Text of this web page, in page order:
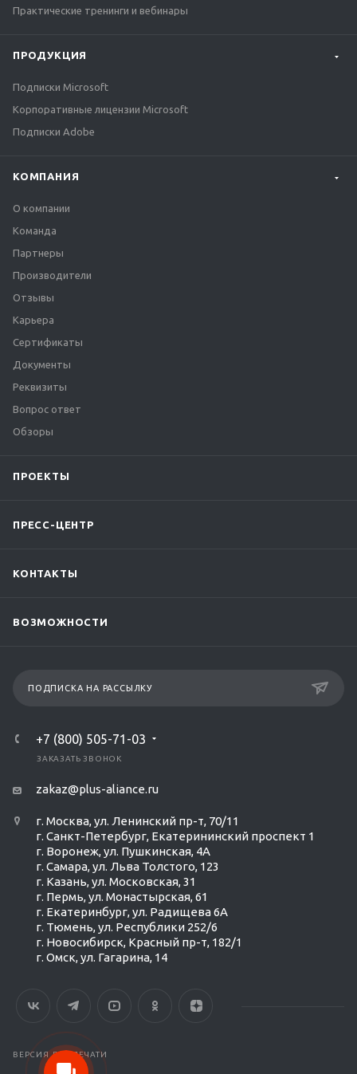
Ольга Кравченко
вас появятся вопросы.
Практические тренинги и вебинары
ПРОДУКЦИЯ
Подписки Microsoft
Корпоративные лицензии Microsoft
Подписки Adobe
КОМПАНИЯ
О компании
Команда
Партнеры
Производители
Отзывы
Карьера
Сертификаты
Документы
Реквизиты
Вопрос ответ
Обзоры
ПРОЕКТЫ
ПРЕСС-ЦЕНТР
КОНТАКТЫ
ВОЗМОЖНОСТИ
ПОДПИСКА НА РАССЫЛКУ
+7 (800) 505-71-03
ЗАКАЗАТЬ ЗВОНОК
zakaz@plus-aliance.ru
г. Москва, ул. Ленинский пр-т, 70/11
г. Санкт-Петербург, Екатерининский проспект 1
г. Воронеж, ул. Пушкинская, 4А
г. Самара, ул. Льва Толстого, 123
г. Казань, ул. Московская, 31
г. Пермь, ул. Монастырская, 61
г. Екатеринбург, ул. Радищева 6А
г. Тюмень, ул. Республики 252/6
г. Новосибирск, Красный пр-т, 182/1
г. Омск, ул. ​Гагарина, 14
ВЕРСИЯ ДЛЯ ПЕЧАТИ